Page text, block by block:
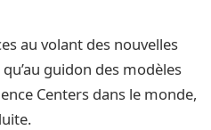
au volant des nouvelles
guidon des modèles
Centers dans le monde,